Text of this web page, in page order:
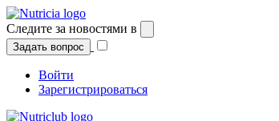
Перейти
к
содержимому
Следите за новостями в
Задать вопрос
Войти
Зарегистрироваться